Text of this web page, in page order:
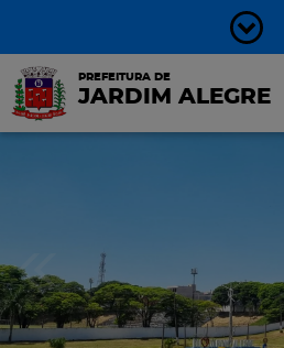
PREFEITURA DE
JARDIM ALEGRE